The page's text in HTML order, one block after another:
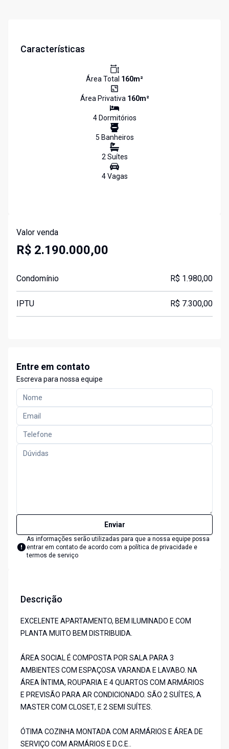
Características
Área Total 160m²
Área Privativa 160m²
4Dormitórios
5 Banheiros
2Suítes
4Vagas
Valor venda
R$ 2.190.000,00
Condomínio R$ 1.980,00
IPTU R$ 7.300,00
Entre em contato
Escreva para nossa equipe
Enviar
As informações serão utilizadas para que a nossa equipe possa
entrar em contato de acordo com a política de privacidade e
termos de serviço
Descrição
EXCELENTE APARTAMENTO, BEM ILUMINADO E COM
PLANTA MUITO BEM DISTRIBUIDA.
ÁREA SOCIAL É COMPOSTA POR SALA PARA 3
AMBIENTES COM ESPAÇOSA VARANDA E LAVABO. NA
ÁREA ÍNTIMA, ROUPARIA E 4 QUARTOS COM ARMÁRIOS
E PREVISÃO PARA AR CONDICIONADO. SÃO 2 SUÍTES, A
MASTER COM CLOSET, E 2 SEMI SUÍTES.
ÓTIMA COZINHA MONTADA COM ARMÁRIOS E ÁREA DE
SERVIÇO COM ARMÁRIOS E D.C.E..